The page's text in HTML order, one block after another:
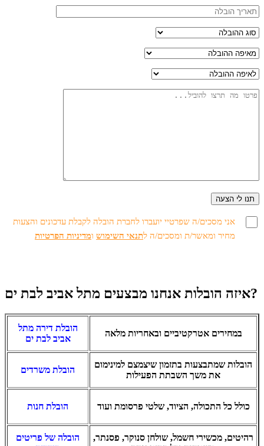
אני מסכים/ה שפרטיי יועברו לחברת הובלה לקבלת עדכונים והצעות
מחיר ומאשר/ת ומסכים/ה לתנאי השימוש ומדיניות הפרטיות
איזה הובלות אנחנו מבצעים מתל אביב לבת ים?
הובלת דירה מתל
אביב לבת ים
במחירים אטרקטיביים ובאחריות מלאה
הובלת משרדים
הובלות שמתבצעות בתזמון שיצמצם למינימום
את משך השבתת הפעילות
הובלת חנות כולל כל התכולה, הציוד, שלטי פרסומת ועוד
הובלה של פריטים
רהיטים, מכשירי חשמל, שולחן סנוקר, פסנתר,